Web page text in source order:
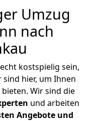
Umzug
nach
kostspielig sein,
hier, um Ihnen
bieten. Wir sind die
und arbeiten
Angebote und